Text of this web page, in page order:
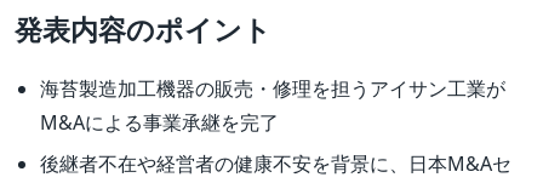
発表内容のポイント
海苔製造加工機器の販売・修理を担うアイサン工業が
M&Aによる事業承継を完了
後継者不在や経営者の健康不安を背景に、日本M&Aセ